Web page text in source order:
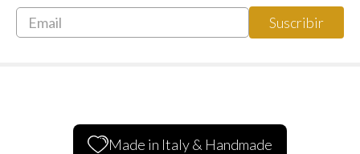
Made in Italy & Handmade